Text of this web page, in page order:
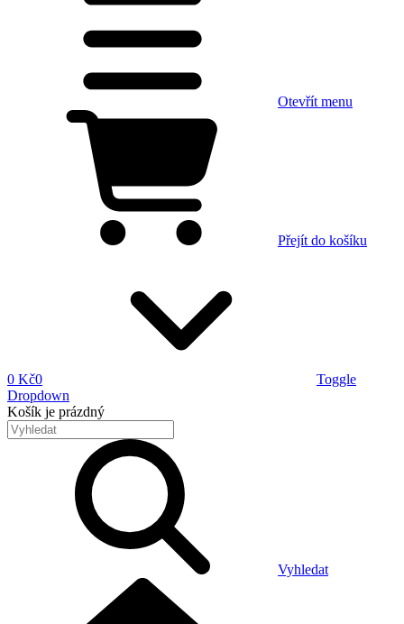
Otevřít menu
Přejít do košíku
0 Kč0
Toggle
Dropdown
Košík je prázdný
Vyhledat